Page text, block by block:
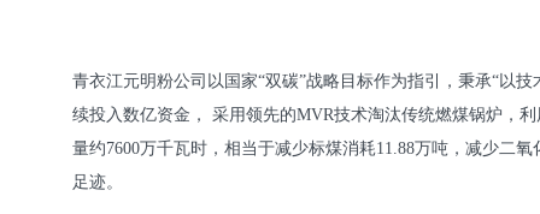
青衣江元明粉公司以国家“双碳”战略目标作为指引，秉承“以
续投入数亿资金， 采用领先的MVR技术淘汰传统燃煤锅炉，
量约7600万千瓦时，相当于减少标煤消耗11.88万吨，减少二
足迹。